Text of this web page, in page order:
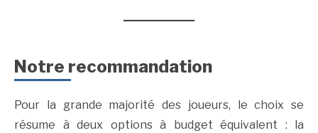
Notre recommandation
Pour la grande majorité des joueurs, le choix se
résume à deux options à budget équivalent : la